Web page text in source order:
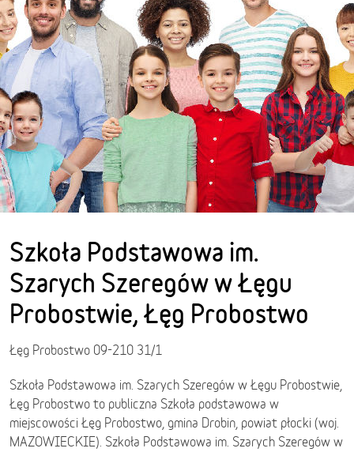
Szkoła Podstawowa im.
Szarych Szeregów w Łęgu
Probostwie, Łęg Probostwo
Łęg Probostwo 09-210 31/1
Szkoła Podstawowa im. Szarych Szeregów w Łęgu Probostwie,
Łęg Probostwo to publiczna Szkoła podstawowa w
miejscowości Łęg Probostwo, gmina Drobin, powiat płocki (woj.
MAZOWIECKIE). Szkoła Podstawowa im. Szarych Szeregów w